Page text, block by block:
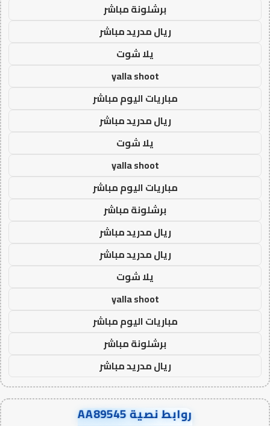
برشلونة مباشر
ريال مدريد مباشر
يلا شوت
yalla shoot
مباريات اليوم مباشر
ريال مدريد مباشر
يلا شوت
yalla shoot
مباريات اليوم مباشر
برشلونة مباشر
ريال مدريد مباشر
ريال مدريد مباشر
يلا شوت
yalla shoot
مباريات اليوم مباشر
برشلونة مباشر
ريال مدريد مباشر
روابط نصية AA89545